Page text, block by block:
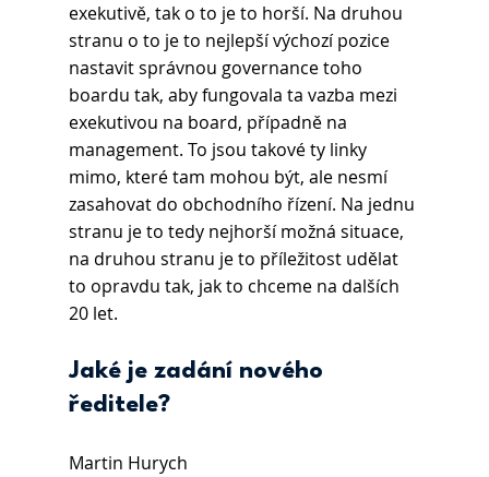
exekutivě, tak o to je to horší. Na druhou
stranu o to je to nejlepší výchozí pozice
nastavit správnou governance toho
boardu tak, aby fungovala ta vazba mezi
exekutivou na board, případně na
management. To jsou takové ty linky
mimo, které tam mohou být, ale nesmí
zasahovat do obchodního řízení. Na jednu
stranu je to tedy nejhorší možná situace,
na druhou stranu je to příležitost udělat
to opravdu tak, jak to chceme na dalších
20 let.
Jaké je zadání nového
ředitele?
Martin Hurych